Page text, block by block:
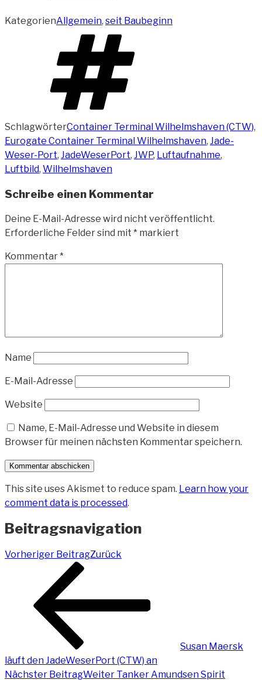
KategorienAllgemein, seit Baubeginn
SchlagwörterContainer Terminal Wilhelmshaven (CTW),
Eurogate Container Terminal Wilhelmshaven, Jade-
Weser-Port, JadeWeserPort, JWP, Luftaufnahme,
Luftbild, Wilhelmshaven
Schreibe einen Kommentar
Deine E-Mail-Adresse wird nicht veröffentlicht.
Erforderliche Felder sind mit * markiert
Kommentar*
Name
E-Mail-Adresse
Website
Name, E-Mail-Adresse und Website in diesem
Browser für meinen nächsten Kommentar speichern.
This site uses Akismet to reduce spam. Learn how your
comment data is processed.
Beitragsnavigation
Vorheriger BeitragZurück
Susan Maersk
läuft den JadeWeserPort (CTW) an
Nächster BeitragWeiter Tanker Amundsen Spirit